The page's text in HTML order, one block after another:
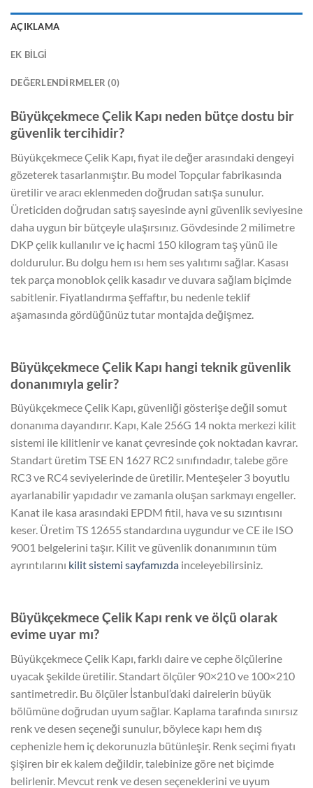
AÇIKLAMA
EK BILGI
DEĞERLENDIRMELER (0)
Büyükçekmece Çelik Kapı neden bütçe dostu bir
güvenlik tercihidir?
Büyükçekmece Çelik Kapı, fiyat ile değer arasındaki dengeyi
gözeterek tasarlanmıştır. Bu model Topçular fabrikasında
üretilir ve aracı eklenmeden doğrudan satışa sunulur.
Üreticiden doğrudan satış sayesinde ayni güvenlik seviyesine
daha uygun bir bütçeyle ulaşırsınız. Gövdesinde 2 milimetre
DKP çelik kullanılır ve iç hacmi 150 kilogram taş yünü ile
doldurulur. Bu dolgu hem ısı hem ses yalıtımı sağlar. Kasası
tek parça monoblok çelik kasadır ve duvara sağlam biçimde
sabitlenir. Fiyatlandırma şeffaftır, bu nedenle teklif
aşamasında gördüğünüz tutar montajda değişmez.
Büyükçekmece Çelik Kapı hangi teknik güvenlik
donanımıyla gelir?
Büyükçekmece Çelik Kapı, güvenliği gösterişe değil somut
donanıma dayandırır. Kapı, Kale 256G 14 nokta merkezi kilit
sistemi ile kilitlenir ve kanat çevresinde çok noktadan kavrar.
Standart üretim TSE EN 1627 RC2 sınıfındadır, talebe göre
RC3 ve RC4 seviyelerinde de üretilir. Menteşeler 3 boyutlu
ayarlanabilir yapıdadır ve zamanla oluşan sarkmayı engeller.
Kanat ile kasa arasındaki EPDM fitil, hava ve su sızıntısını
keser. Üretim TS 12655 standardına uygundur ve CE ile ISO
9001 belgelerini taşır. Kilit ve güvenlik donanımının tüm
ayrıntılarını kilit sistemi sayfamızda inceleyebilirsiniz.
Büyükçekmece Çelik Kapı renk ve ölçü olarak
evime uyar mı?
Büyükçekmece Çelik Kapı, farklı daire ve cephe ölçülerine
uyacak şekilde üretilir. Standart ölçüler 90×210 ve 100×210
santimetredir. Bu ölçüler İstanbul’daki dairelerin büyük
bölümüne doğrudan uyum sağlar. Kaplama tarafında sınırsız
renk ve desen seçeneği sunulur, böylece kapı hem dış
cephenizle hem iç dekorunuzla bütünleşir. Renk seçimi fiyatı
şişiren bir ek kalem değildir, talebinize göre net biçimde
belirlenir. Mevcut renk ve desen seçeneklerini ve uyum